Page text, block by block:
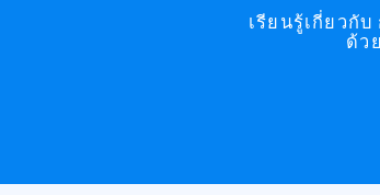
เรียนรู้เกี่ยวกั
ด้ว